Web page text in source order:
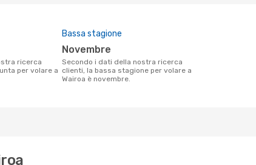
per volare a
Bassa stagione
novembre
Secondo i dati della nostra ricerca
clienti, la bassa stagione per volare a
Wairoa è novembre.